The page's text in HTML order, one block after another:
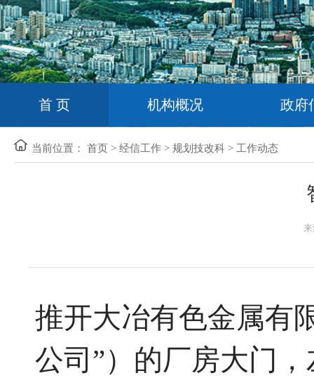
首 页 机构概况 政府
当前位置： 首页 > 经信工作 > 规划技改科 > 工作动态
推开大冶有色金属有
公司”）的厂房大门